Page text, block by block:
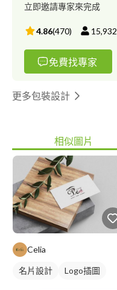
立即邀請專家來完成
4.86(470) 15,932
免費找專家
更多包裝設計
相似圖片
Celia
名片設計 Logo插圖